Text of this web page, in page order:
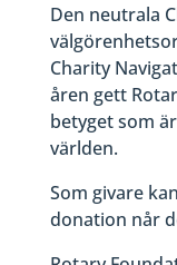
Den neutrala
Charity
åren gett
betyget som
världen.
Som givare
donation når